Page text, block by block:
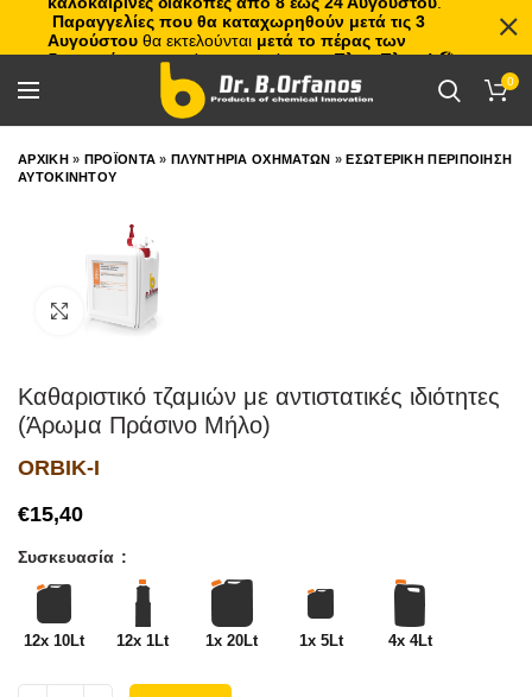
0
ΑΡΧΙΚΗ» ΠΡΟΪΟΝΤΑ »ΠΛΥΝΤΗΡΙΑ ΟΧΗΜΑΤΩΝ »ΕΣΩΤΕΡΙΚΗ ΠΕΡΙΠΟΙΗΣΗ
ΑΥΤΟΚΙΝΗΤΟΥ
Καθαριστικό τζαμιών με αντιστατικές ιδιότητες
(Άρωμα Πράσινο Μήλο)
ORBIK-I
€
Συσκευασία
12x 10Lt 12x 1Lt 1x 20Lt 1x 5Lt 4x 4Lt
Παραγγελίες που θα καταχωρηθούν μετά τις 3
Αυγούστου θα εκτελούνται μετά το πέρας των
διακοπών, με σειρά προτεραιότητας.Πλιτς Πλατς!🏖️🌊